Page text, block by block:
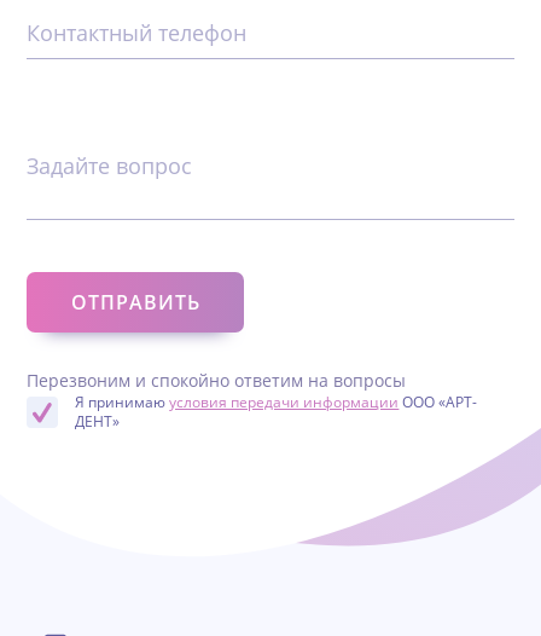
Контактный телефон
Задайте вопрос
Перезвоним и спокойно ответим на вопросы
Я принимаюусловия передачи информации ООО «АРТ-
ДЕНТ»